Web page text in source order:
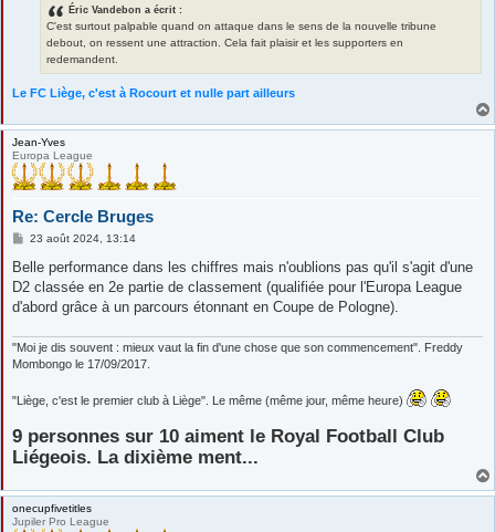
Éric Vandebon a écrit :
C'est surtout palpable quand on attaque dans le sens de la nouvelle tribune
debout, on ressent une attraction. Cela fait plaisir et les supporters en
redemandent.
Le FC Liège, c'est à Rocourt et nulle part ailleurs
Jean-Yves
Europa League
Re: Cercle Bruges
M
s
a
g
23 août 2024, 13:14
Belle performance dans les chiffres mais n'oublions pas qu'il s'agit d'une
D2 classée en 2e partie de classement (qualifiée pour l'Europa League
d'abord grâce à un parcours étonnant en Coupe de Pologne).
"Moi je dis souvent : mieux vaut la fin d'une chose que son commencement". Freddy
Mombongo le 17/09/2017.
"Liège, c'est le premier club à Liège". Le même (même jour, même heure)
9 personnes sur 10 aiment le Royal Football Club
Liégeois. La dixième ment...
onecupfivetitles
Jupiler Pro League